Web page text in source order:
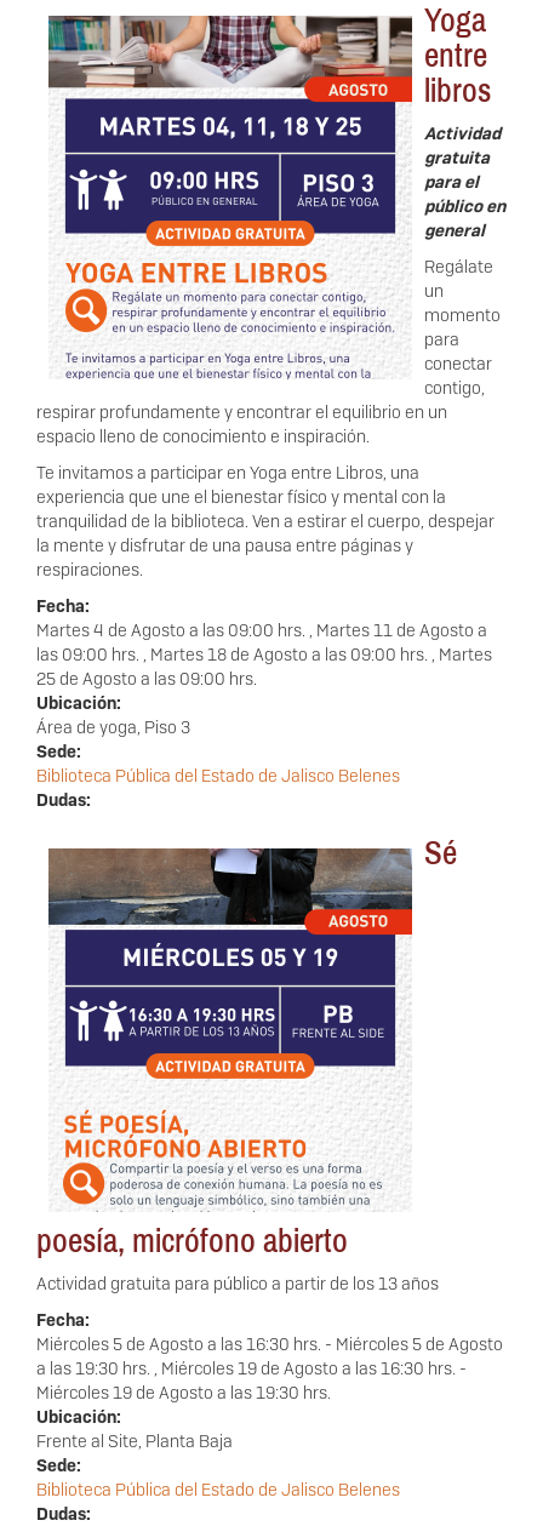
Yoga
entre
libros
Actividad
gratuita
para el
público en
general
Regálate
un
momento
para
conectar
contigo,
respirar profundamente y encontrar el equilibrio en un
espacio lleno de conocimiento e inspiración.
Te invitamos a participar en Yoga entre Libros, una
experiencia que une el bienestar físico y mental con la
tranquilidad de la biblioteca. Ven a estirar el cuerpo, despejar
la mente y disfrutar de una pausa entre páginas y
respiraciones.
Fecha:
Martes 4 de Agosto a las 09:00 hrs.
Martes 11 de Agosto a
las 09:00 hrs.
Martes 18 de Agosto a las 09:00 hrs.
Martes
25 de Agosto a las 09:00 hrs.
Ubicación:
Área de yoga, Piso 3
Sede:
Biblioteca Pública del Estado de Jalisco Belenes
Dudas:
Sé
poesía, micrófono abierto
Actividad gratuita para público a partir de los 13 años
Fecha:
Miércoles 5 de Agosto a las 16:30 hrs. - Miércoles 5 de Agosto
a las 19:30 hrs.
Miércoles 19 de Agosto a las 16:30 hrs. -
Miércoles 19 de Agosto a las 19:30 hrs.
Ubicación:
Frente al Site, Planta Baja
Sede:
Biblioteca Pública del Estado de Jalisco Belenes
Dudas: